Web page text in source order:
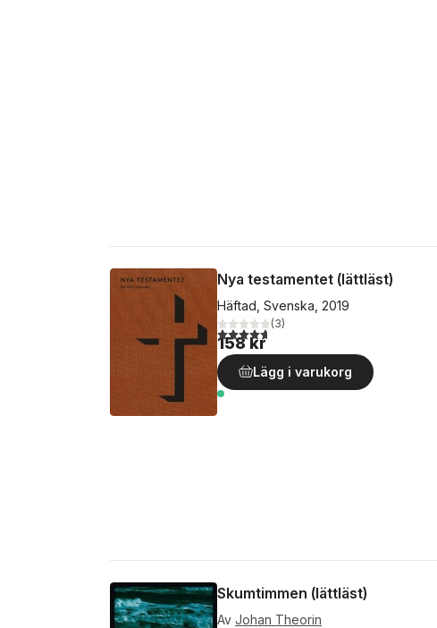
Nya testamentet (lättläst)
Häftad, Svenska, 2019
4,7utav 5 stjärnor. Totalt antal röster:
(3)
158 kr
Lägg i varukorg
Skumtimmen (lättläst)
Av Johan Theorin